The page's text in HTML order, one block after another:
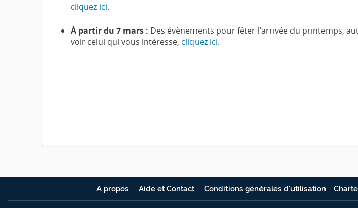
cliquez ici.
À partir du 7 mars : Des évènements pour fêter l'arrivée du printemps,
voir celui qui vous intéresse, cliquez ici.
A propos Aide et Contact Conditions générales d'utilisation